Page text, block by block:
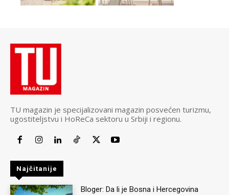
TU magazin je specijalizovani magazin posvećen turizmu,
ugostiteljstvu i HoReCa sektoru u Srbiji i regionu.
Najčitanije
Bloger: Da li je Bosna i Hercegovina